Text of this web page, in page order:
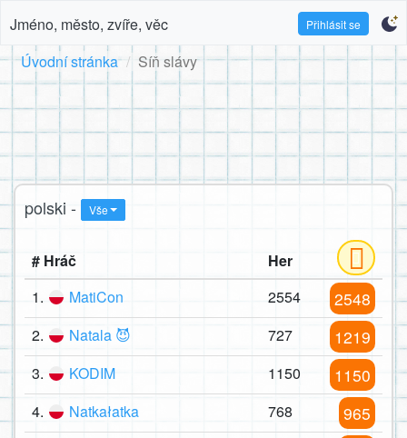
Jméno, město, zvíře, věc Přihlásit se
Úvodní stránka Síň slávy
polski - Vše
# Hráč
Her
1.
MatiCon 2554 2548
2. Natala 😈 727 1219
3. KODIM 1150 1150
4. Natkałatka 768 965